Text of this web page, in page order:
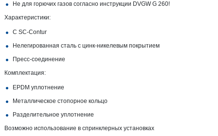
Не для горючих газов согласно инструкции DVGW G 260!
Характеристики:
С SC‑Contur
Нелегированная сталь с цинк-никелевым покрытием
Пресс-соединение
Комплектация:
EPDM уплотнение
Металлическое стопорное кольцо
Разделительное уплотнение
Возможно использование в спринклерных установках